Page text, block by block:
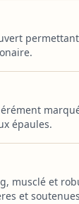
épaules.
musclé et
et